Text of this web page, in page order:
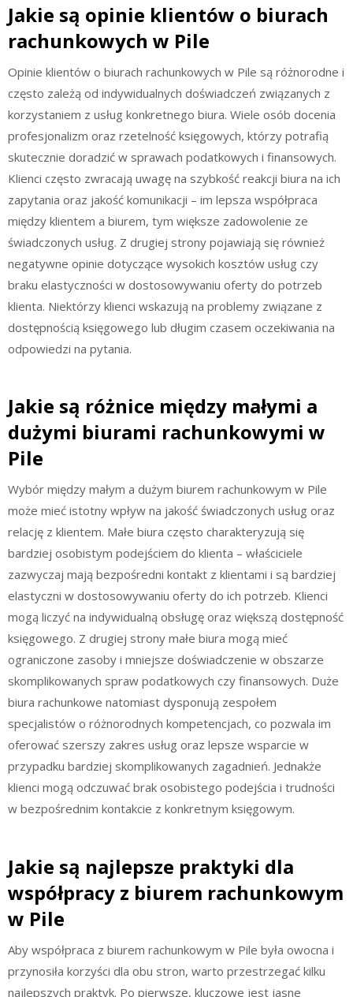
Jakie są opinie klientów o biurach
rachunkowych w Pile
Opinie klientów o biurach rachunkowych w Pile są różnorodne i
często zależą od indywidualnych doświadczeń związanych z
korzystaniem z usług konkretnego biura. Wiele osób docenia
profesjonalizm oraz rzetelność księgowych, którzy potrafią
skutecznie doradzić w sprawach podatkowych i finansowych.
Klienci często zwracają uwagę na szybkość reakcji biura na ich
zapytania oraz jakość komunikacji – im lepsza współpraca
między klientem a biurem, tym większe zadowolenie ze
świadczonych usług. Z drugiej strony pojawiają się również
negatywne opinie dotyczące wysokich kosztów usług czy
braku elastyczności w dostosowywaniu oferty do potrzeb
klienta. Niektórzy klienci wskazują na problemy związane z
dostępnością księgowego lub długim czasem oczekiwania na
odpowiedzi na pytania.
Jakie są różnice między małymi a
dużymi biurami rachunkowymi w
Pile
Wybór między małym a dużym biurem rachunkowym w Pile
może mieć istotny wpływ na jakość świadczonych usług oraz
relację z klientem. Małe biura często charakteryzują się
bardziej osobistym podejściem do klienta – właściciele
zazwyczaj mają bezpośredni kontakt z klientami i są bardziej
elastyczni w dostosowywaniu oferty do ich potrzeb. Klienci
mogą liczyć na indywidualną obsługę oraz większą dostępność
księgowego. Z drugiej strony małe biura mogą mieć
ograniczone zasoby i mniejsze doświadczenie w obszarze
skomplikowanych spraw podatkowych czy finansowych. Duże
biura rachunkowe natomiast dysponują zespołem
specjalistów o różnorodnych kompetencjach, co pozwala im
oferować szerszy zakres usług oraz lepsze wsparcie w
przypadku bardziej skomplikowanych zagadnień. Jednakże
klienci mogą odczuwać brak osobistego podejścia i trudności
w bezpośrednim kontakcie z konkretnym księgowym.
Jakie są najlepsze praktyki dla
współpracy z biurem rachunkowym
w Pile
Aby współpraca z biurem rachunkowym w Pile była owocna i
przynosiła korzyści dla obu stron, warto przestrzegać kilku
najlepszych praktyk. Po pierwsze, kluczowe jest jasne